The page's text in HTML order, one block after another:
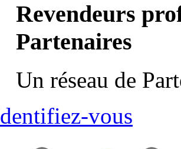
Revendeurs
Partenaires
Un réseau de
vous